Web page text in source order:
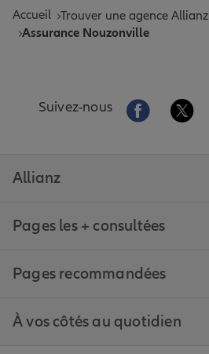
Accueil Trouver une agence Allianz
Assurance Nouzonville
Suivez-nous Aller sur la
Allianz
Pages les + consultées
Pages recommandées
À vos côtés au quotidien